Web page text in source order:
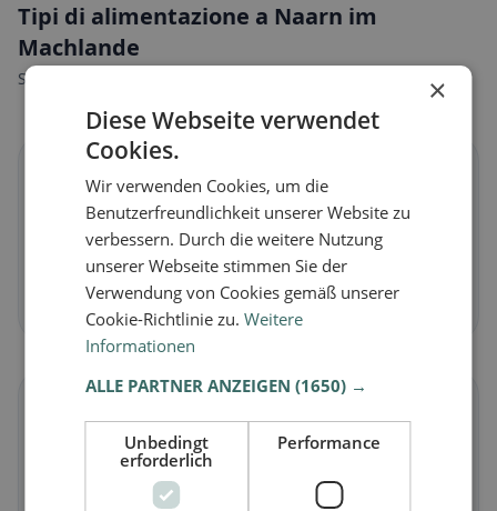
Tipi di alimentazione a Naarn im
Machlande
Scopri ristoranti adatti al tuo stile alimentare.
🌱
Veganoin Naarn im Machlande
Piatti vegetali e cucina vegana
Scopri ora →
🥕
Vegetarianoin Naarn im Machlande
Piatti senza carne e classici vegetariani
×
Diese Webseite verwendet
Cookies.
Wir verwenden Cookies, um die
Benutzerfreundlichkeit unserer Website zu
verbessern. Durch die weitere Nutzung
unserer Webseite stimmen Sie der
Verwendung von Cookies gemäß unserer
Cookie-Richtlinie zu.Weitere
Informationen
ALLE PARTNER ANZEIGEN(1650) →
Unbedingt
erforderlich
Performance